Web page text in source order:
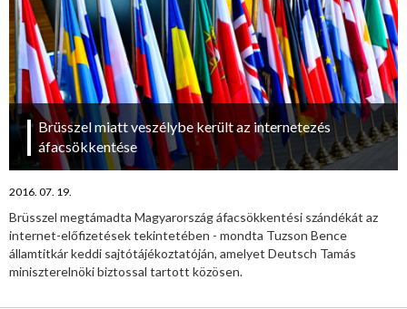
Brüsszel miatt veszélybe került az internetezés
áfacsökkentése
2016. 07. 19.
Brüsszel megtámadta Magyarország áfacsökkentési szándékát az
internet-előfizetések tekintetében - mondta Tuzson Bence
államtitkár keddi sajtótájékoztatóján, amelyet Deutsch Tamás
miniszterelnöki biztossal tartott közösen.